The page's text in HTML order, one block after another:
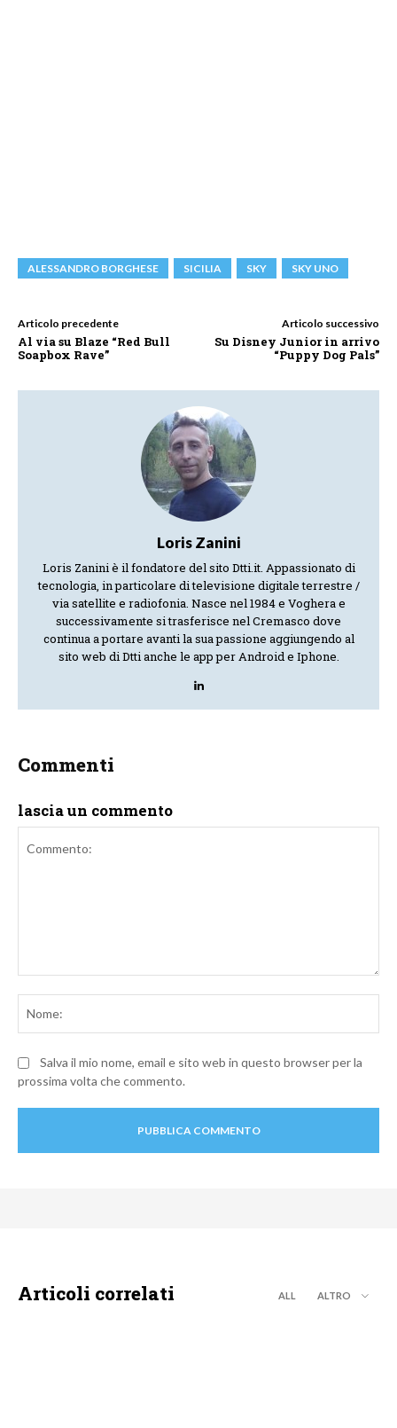
ALESSANDRO BORGHESE SICILIA SKY SKY UNO
Articolo precedente
Al via su Blaze “Red Bull
Soapbox Rave”
Articolo successivo
Su Disney Junior in arrivo
“Puppy Dog Pals”
Loris Zanini
Loris Zanini è il fondatore del sito Dtti.it. Appassionato di
tecnologia, in particolare di televisione digitale terrestre /
via satellite e radiofonia. Nasce nel 1984 e Voghera e
successivamente si trasferisce nel Cremasco dove
continua a portare avanti la sua passione aggiungendo al
sito web di Dtti anche le app per Android e Iphone.
Commenti
lascia un commento
Salva il mio nome, email e sito web in questo browser per la
prossima volta che commento.
Articoli correlati ALL ALTRO